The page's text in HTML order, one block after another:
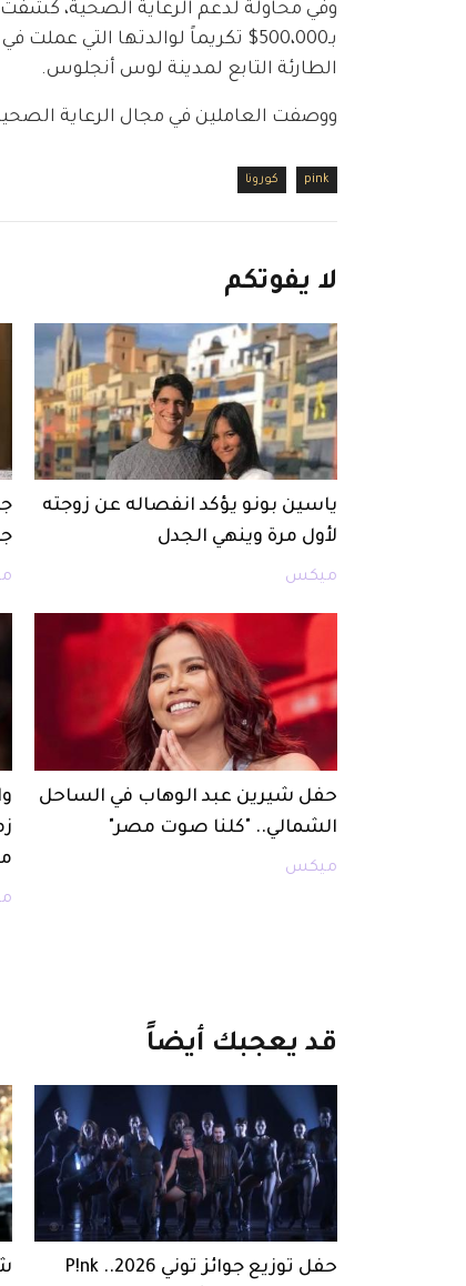
الطارئة التابع لمدينة لوس أنجلوس.
ووصفت العاملين في مجال الرعاية
pink كورونا
لا يفوتكم
ياسين بونو يؤكد انفصاله عن زوجته
لأول مرة وينهي الجدل
ميكس
حفل شيرين عبد الوهاب في الساحل
الشمالي.. "كلنا صوت مصر"
ميكس
قد يعجبك أيضاً
حفل توزيع جوائز توني 2026.. P!nk